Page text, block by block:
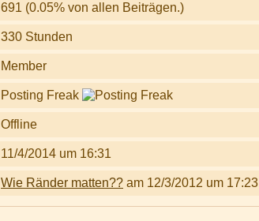
691 (0.05% von allen Beiträgen.)
330 Stunden
Member
Posting Freak
Offline
11/4/2014 um 16:31
Wie Ränder matten?? am 12/3/2012 um 17:23